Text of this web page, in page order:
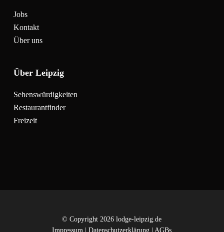
Jobs
Kontakt
Über uns
Über Leipzig
Sehenswürdigkeiten
Restaurantfinder
Freizeit
© Copyright 2026 lodge-leipzig.de
Impressum |Datenschutzerklärung AGBs